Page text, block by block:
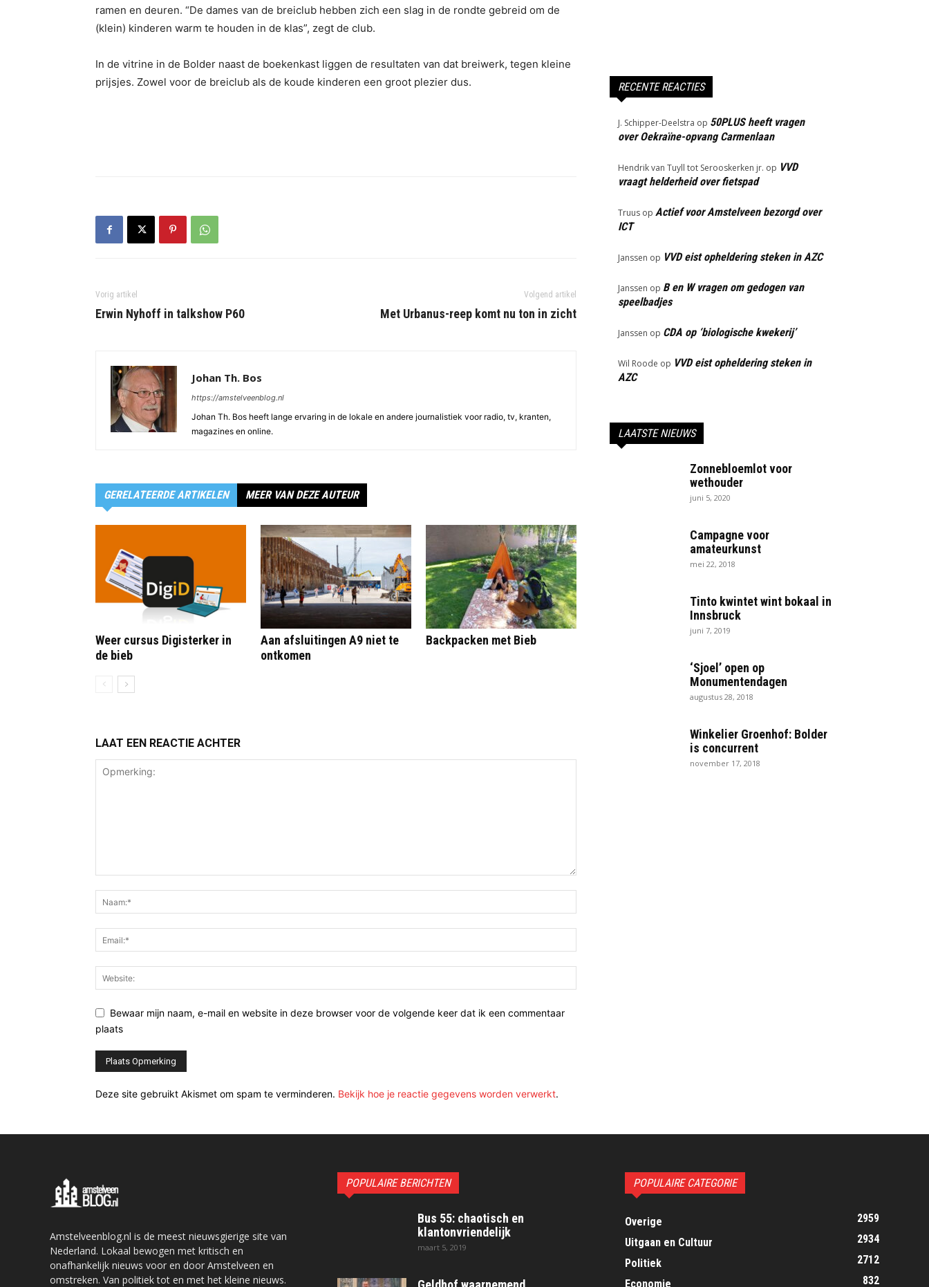
ramen en deuren. “De dames van de breiclub hebben zich een slag in de rondte gebreid om de
(klein) kinderen warm te houden in de klas”, zegt de club.
In de vitrine in de Bolder naast de boekenkast liggen de resultaten van dat breiwerk, tegen kleine
prijsjes. Zowel voor de breiclub als de koude kinderen een groot plezier dus.
Vorig artikel
Erwin Nyhoff in talkshow P60
Volgend artikel
Met Urbanus-reep komt nu ton in zicht
Johan Th. Bos
https://amstelveenblog.nl
Johan Th. Bos heeft lange ervaring in de lokale en andere journalistiek voor radio, tv, kranten,
magazines en online.
GERELATEERDE ARTIKELEN MEER VAN DEZE AUTEUR
Weer cursus Digisterker in
de bieb
Aan afsluitingen A9 niet te
ontkomen
Backpacken met Bieb
LAAT EEN REACTIE ACHTER
Bewaar mijn naam, e-mail en website in deze browser voor de volgende keer dat ik een commentaar
plaats
Deze site gebruikt Akismet om spam te verminderen. Bekijk hoe je reactie gegevens worden verwerkt.
RECENTE REACTIES
J. Schipper-Deelstra op 50PLUS heeft vragen
over Oekraïne-opvang Carmenlaan
Hendrik van Tuyll tot Serooskerken jr. op VVD
vraagt helderheid over fietspad
Truus op Actief voor Amstelveen bezorgd over
ICT
Janssen op VVD eist opheldering steken in AZC
Janssen op B en W vragen om gedogen van
speelbadjes
Janssen op CDA op ‘biologische kwekerij’
Wil Roode op VVD eist opheldering steken in
AZC
LAATSTE NIEUWS
Zonnebloemlot voor
wethouder
juni 5, 2020
Campagne voor
amateurkunst
mei 22, 2018
Tinto kwintet wint bokaal in
Innsbruck
juni 7, 2019
‘Sjoel’ open op
Monumentendagen
augustus 28, 2018
Winkelier Groenhof: Bolder
is concurrent
november 17, 2018
Amstelveenblog.nl is de meest nieuwsgierige site van
Nederland. Lokaal bewogen met kritisch en
onafhankelijk nieuws voor en door Amstelveen en
omstreken. Van politiek tot en met het kleine nieuws.
POPULAIRE BERICHTEN
Bus 55: chaotisch en
klantonvriendelijk
maart 5, 2019
POPULAIRE CATEGORIE
Overige
2959
Uitgaan en Cultuur
2934
Politiek
2712
Economie
832